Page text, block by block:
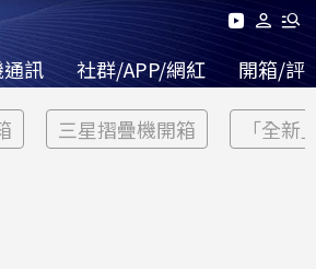
訊 社群/APP/網紅 開箱/評
三星摺疊機開箱 「全新